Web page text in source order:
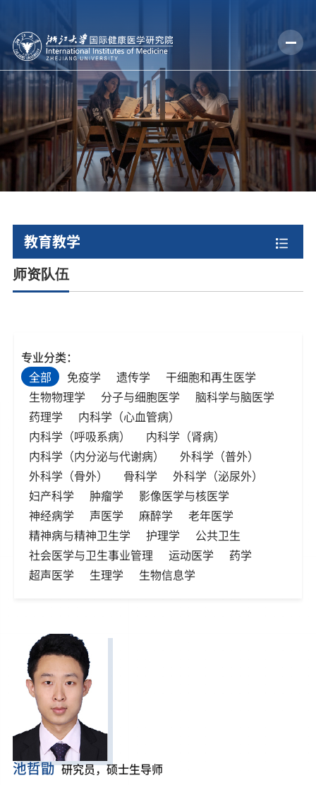
教育教学
师资队伍
专业分类：
全部
免疫学 遗传学
干细胞和再生医学
生物物理学
分子与细胞医学
脑科学与脑医学
药理学
内科学（心血管病）
内科学（呼吸系病）
内科学（肾病）
内科学（内分泌与代谢病）
外科学（普外）
外科学（骨外）
骨科学
外科学（泌尿外）
妇产科学
肿瘤学
影像医学与核医学
神经病学
声医学 麻醉学
老年医学
精神病与精神卫生学
护理学
公共卫生
社会医学与卫生事业管理
运动医学
药学
超声医学
生理学 生物信息学
池哲勖 研究员，硕士生导师